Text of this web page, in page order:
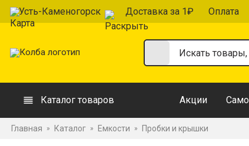
Усть-Каменогорск Доставка за 1₽ Оплата
Каталог товаров Акции
Главная » Каталог » Емкости » Пробки и крышки